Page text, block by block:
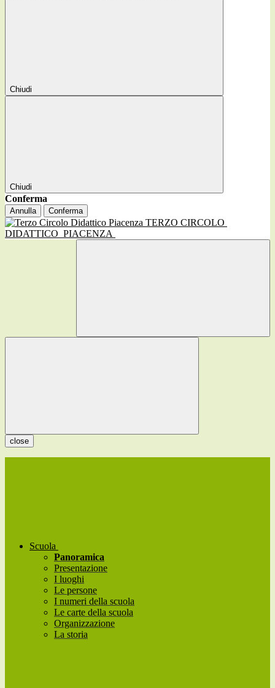
Chiudi
Chiudi
Conferma
Annulla Conferma
TERZO CIRCOLO
DIDATTICO PIACENZA
close
Scuola
Panoramica
Presentazione
I luoghi
Le persone
I numeri della scuola
Le carte della scuola
Organizzazione
La storia